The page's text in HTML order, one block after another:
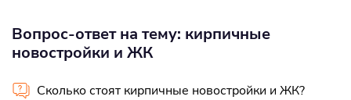
Вопрос-ответ на тему: кирпичные
новостройки и ЖК
Сколько стоят кирпичные новостройки и ЖК?